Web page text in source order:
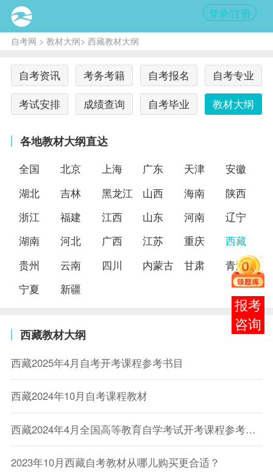
登录/注册
自考网 > 教材大纲> 西藏教材大纲
自考资讯 考务考籍 自考报名
自考专业
考试安排
成绩查询 自考毕业 教材大纲
各地教材大纲直达
全国 北京 上海 广东 天津
安徽
湖北
吉林 黑龙江 山西 海南
陕西
浙江
福建 江西 山东 河南
辽宁
湖南
河北 广西 江苏 重庆
西藏
贵州
云南 四川 内蒙古 甘肃
青海
宁夏
新疆
西藏教材大纲
西藏2025年4月自考开考课程参考书目
西藏2024年10月自考课程教材
西藏2024年4月全国高等教育自学考试开考课程参考教材
2023年10月西藏自考教材从哪儿购买更合适？
在线
客服